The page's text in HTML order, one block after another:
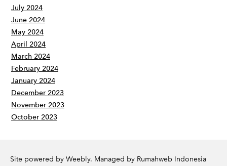
July 2024
June 2024
May 2024
April 2024
March 2024
February 2024
January 2024
December 2023
November 2023
October 2023
Site powered by Weebly. Managed by Rumahweb Indonesia